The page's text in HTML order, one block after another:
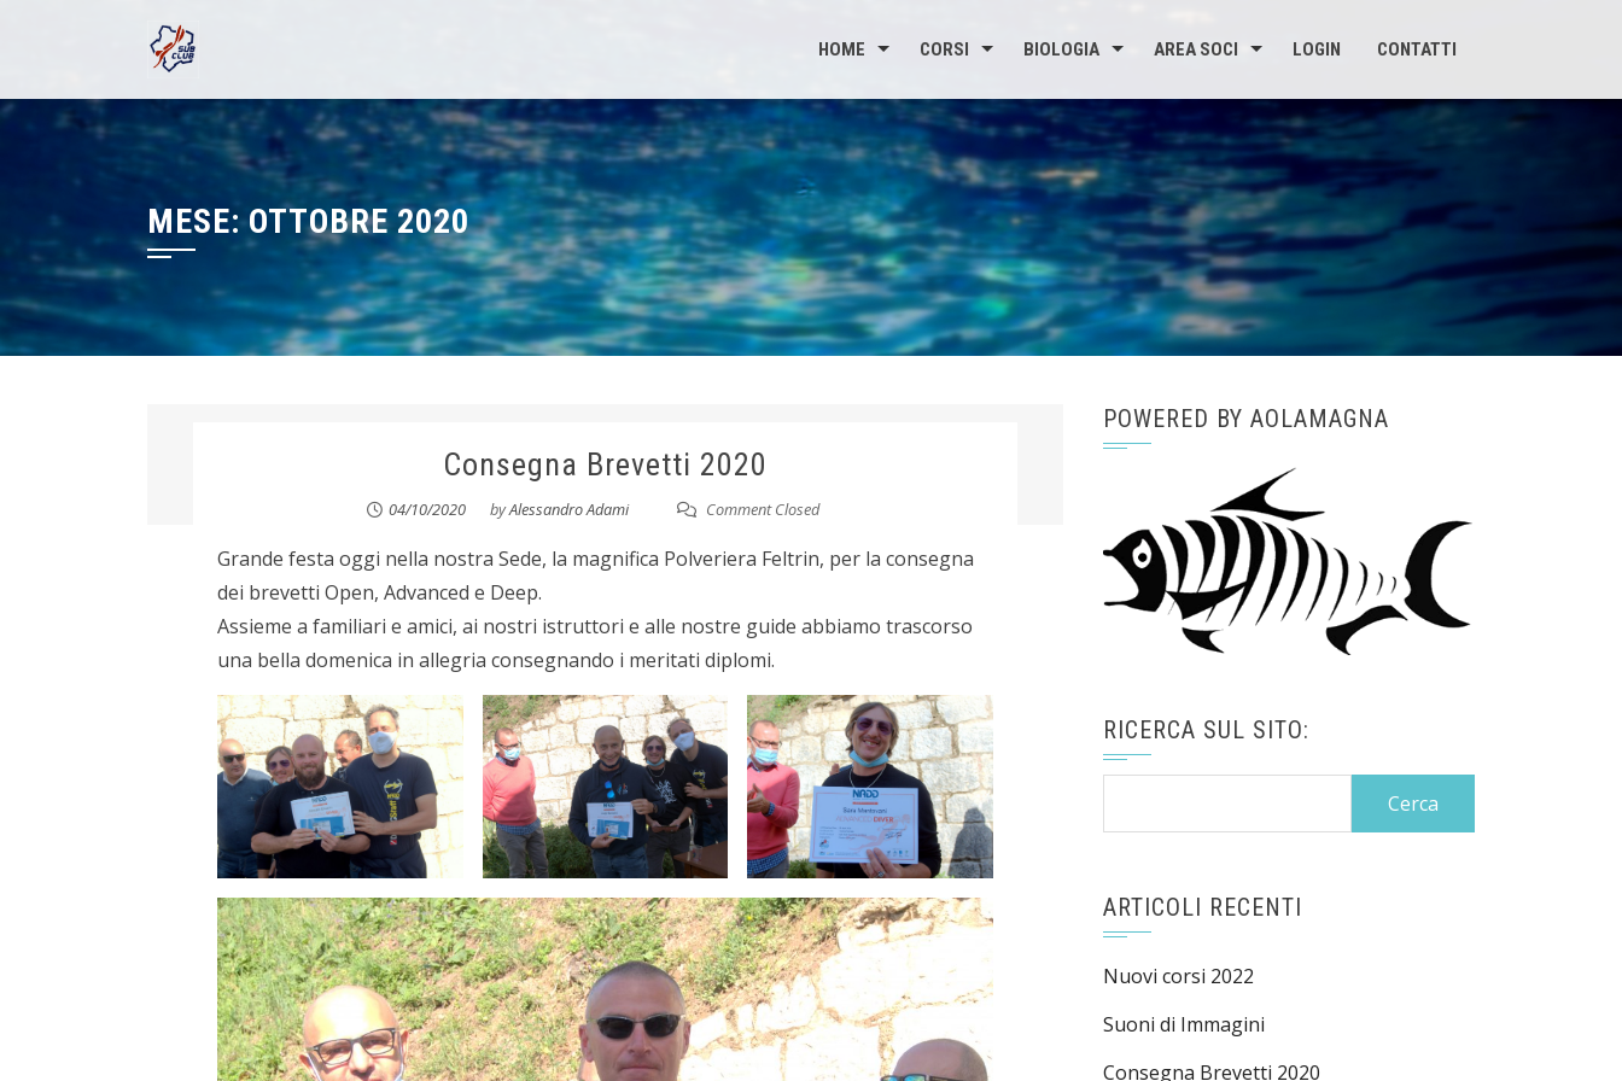
HOME CORSI BIOLOGIA AREA SOCI LOGIN CONTATTI
MESE:OTTOBRE 2020
Consegna Brevetti 2020
04/10/2020 byAlessandro Adami Comment Closed
Grande festa oggi nella nostra Sede, la magnifica Polveriera Feltrin, per la consegna
dei brevetti Open, Advanced e Deep.
Assieme a familiari e amici, ai nostri istruttori e alle nostre guide abbiamo trascorso
una bella domenica in allegria consegnando i meritati diplomi.
POWERED BY AOLAMAGNA
RICERCA SUL SITO:
ARTICOLI RECENTI
Nuovi corsi 2022
Suoni di Immagini
Consegna Brevetti 2020